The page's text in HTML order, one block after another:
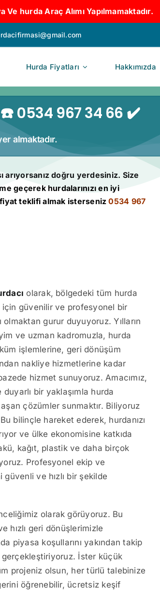
Ve hurda Araç Alımı Yapılmamaktadır.
Hurda Fiyatları Hakkımızda
☎️ 0534 967 34 66 ✔️
almaktadır.
arıyorsanız doğru yerdesiniz. Size
geçerek hurdalarınızı en iyi
fiyat teklifi almak isterseniz0534 967
olarak, bölgedeki tüm hurda
için güvenilir ve profesyonel bir
olmaktan gurur duyuyoruz. Yılların
ve uzman kadromuzla, hurda
işlemlerine, geri dönüşüm
nakliye hizmetlerine kadar
hizmet sunuyoruz. Amacımız,
bir yaklaşımla hurda
çözümler sunmaktır. Biliyoruz
bilinçle hareket ederek, hurdanızı
ve ülke ekonomisine katkıda
kağıt, plastik ve daha birçok
Profesyonel ekip ve
ve hızlı bir şekilde
olarak görüyoruz. Bu
hızlı geri dönüşlerimizle
piyasa koşullarını yakından takip
İster küçük
projeniz olsun, her türlü talebinize
öğrenebilir, ücretsiz keşif